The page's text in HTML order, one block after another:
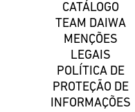
CATÁLOGO
TEAM DAIWA
MENÇÕES
LEGAIS
POLÍTICA DE
PROTEÇÃO DE
INFORMAÇÕES